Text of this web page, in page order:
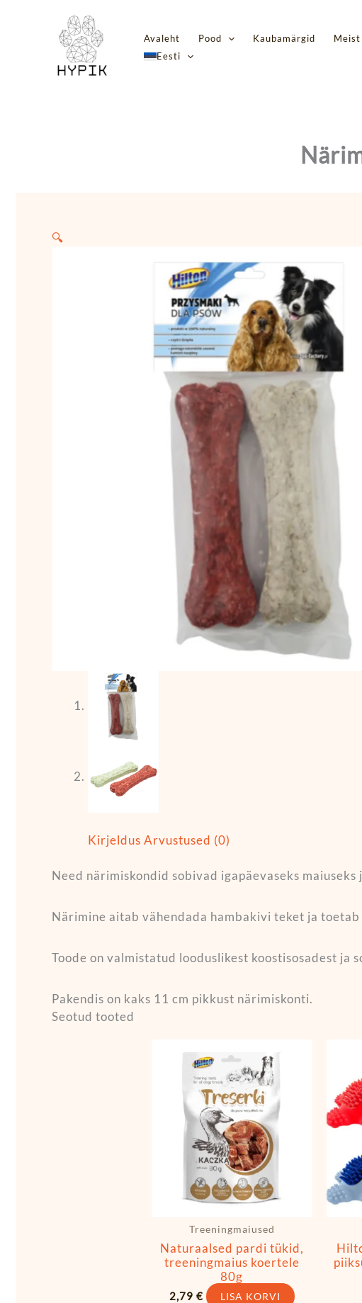
Avaleht Pood Kaubamärgid Meist
Eesti
🔍
Kirjeldus Arvustused (0)
Need närimiskondid sobivad igapäevaseks
Närimine aitab vähendada hambakivi teket ja
Toode on valmistatud looduslikest koostisosadest ja
Pakendis on kaks 11 cm pikkust närimiskonti.
Seotud tooted
Treeningmaiused
Naturaalsed pardi tükid,
treeningmaius koertele
80g
2,79 € LISA KORVI